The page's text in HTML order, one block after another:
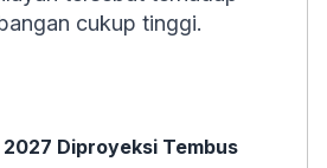
cukup tinggi.
2027 Diproyeksi Tembus